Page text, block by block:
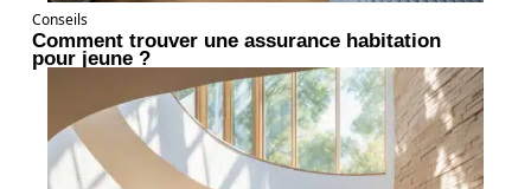
Conseils
Comment trouver une assurance habitation
pour jeune ?